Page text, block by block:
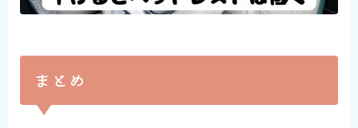
まとめ